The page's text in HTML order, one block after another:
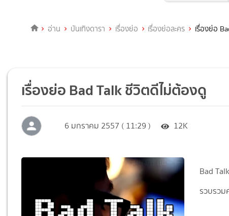
อ่าน บันเทิงดารา เรื่องย่อ เรื่องย่อละคร เรื่องย่อ
เรื่องย่อ Bad Talk ชีวิตดีไม่ต้องดู
6 มกราคม 2557 ( 11:29 ) 12K
Bad
รวบรวม